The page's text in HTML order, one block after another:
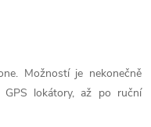
Možností je nekonečně
lokátory, až po ruční